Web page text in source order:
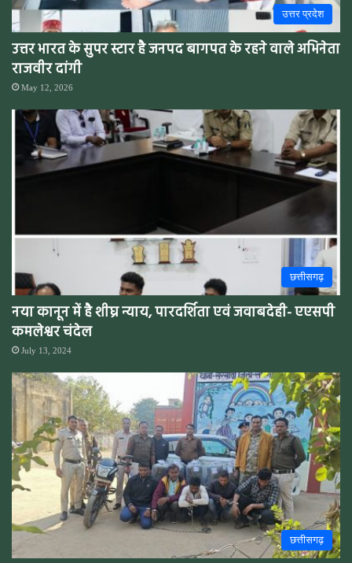
उत्तर प्रदेश
उत्तर भारत के सुपर स्टार है जनपद बागपत के रहने वाले अभिनेता
राजवीर दांगी
May 12, 2026
छत्तीसगढ़
नया कानून में है शीघ्र न्याय, पारदर्शिता एवं जवाबदेही- एएसपी
कमलेश्वर चंदेल
July 13, 2024
छत्तीसगढ़